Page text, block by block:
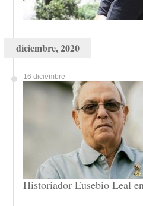
diciembre, 2020
16 diciembre
Historiador Eusebio Leal